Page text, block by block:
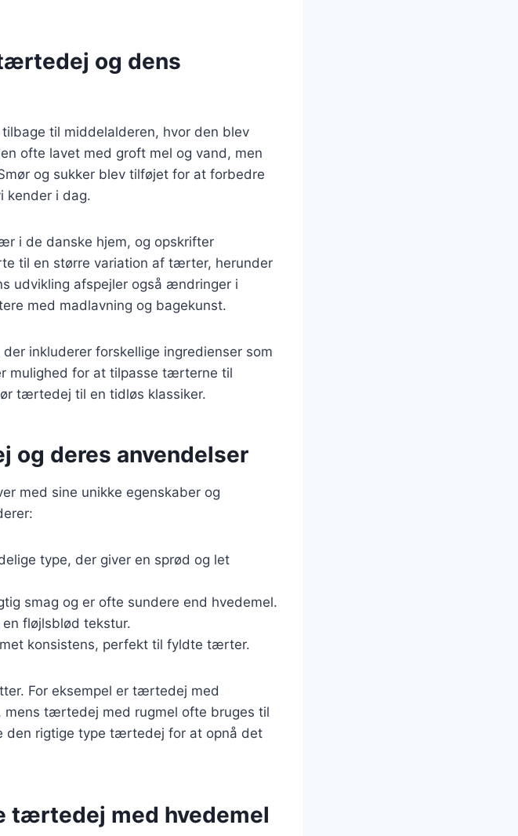
og dens
til middelalderen, hvor den blev
ofte lavet med groft mel og vand, men
og sukker blev tilføjet for at forbedre
kender i dag.
i de danske hjem, og opskrifter
til en større variation af tærter, herunder
udvikling afspejler også ændringer i
med madlavning og bagekunst.
inkluderer forskellige ingredienser som
mulighed for at tilpasse tærterne til
tærtedej til en tidløs klassiker.
og deres anvendelser
med sine unikke egenskaber og
type, der giver en sprød og let
smag og er ofte sundere end hvedemel.
fløjlsblød tekstur.
konsistens, perfekt til fyldte tærter.
For eksempel er tærtedej med
tærtedej med rugmel ofte bruges til
rigtige type tærtedej for at opnå det
tærtedej med hvedemel